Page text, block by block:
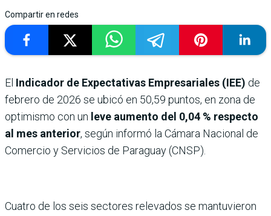
Compartir en redes
El Indicador de Expectativas Empresariales (IEE) de
febrero de 2026 se ubicó en 50,59 puntos, en zona de
optimismo con un leve aumento del 0,04 % respecto
al mes anterior, según informó la Cámara Nacional de
Comercio y Servicios de Paraguay (CNSP).
Cuatro de los seis sectores relevados se mantuvieron